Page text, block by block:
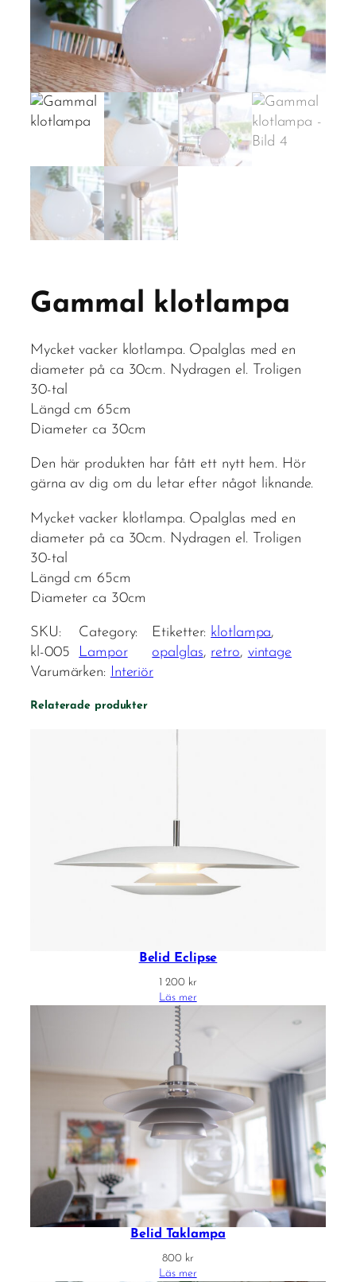
Gammal klotlampa
Mycket vacker klotlampa. Opalglas med en
diameter på ca 30cm. Nydragen el. Troligen
30-tal
Längd cm 65cm
Diameter ca 30cm
Den här produkten har fått ett nytt hem. Hör
gärna av dig om du letar efter något liknande.
Mycket vacker klotlampa. Opalglas med en
diameter på ca 30cm. Nydragen el. Troligen
30-tal
Längd cm 65cm
Diameter ca 30cm
SKU:
kl-005
Category:
Lampor
Etiketter: klotlampa
opalglas, retro, vintage
Varumärken: Interiör
Relaterade produkter
Belid Eclipse
1 200 kr
Läs mer
Belid Taklampa
800 kr
Läs mer